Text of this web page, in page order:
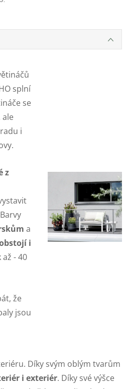
splní
se
ale
i
z
a
i
až - 40
že
jsou
Díky svým oblým tvarům
i exteriér. Díky své výšce